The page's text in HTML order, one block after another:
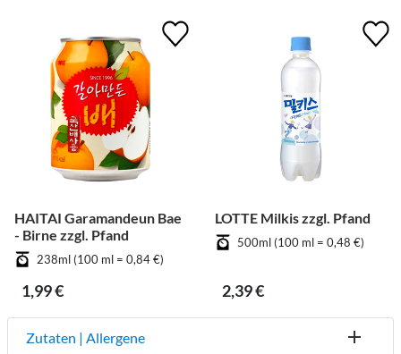
HAITAI Garamandeun Bae
- Birne zzgl. Pfand
238ml (100 ml = 0,84 €)
1,99 €
LOTTE Milkis zzgl. Pfand
500ml (100 ml = 0,48 €)
2,39 €
Zutaten | Allergene